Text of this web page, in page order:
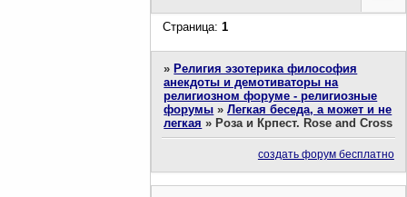
Страница:1
» Религия эзотерика философия
анекдоты и демотиваторы на
религиозном форуме - религиозные
форумы »Легкая беседа, а может и не
легкая » Роза и Крпест. Rose and Cross
создать форум бесплатно